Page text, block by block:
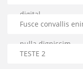
digital
Fusce convallis
nulla dignissim.
TESTE 2